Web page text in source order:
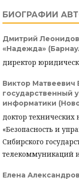
БИОГРАФИИ
Дмитрий
«Надежда»
директор
Виктор Матвеевич
государственный
информатики
доктор
«Безопасность и
Сибирского
телекоммуникаций
Елена